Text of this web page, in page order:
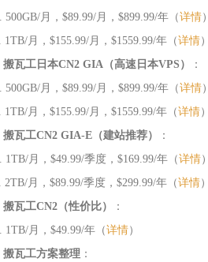
500GB/月，$89.99/月，$899.99/年（详情）
1TB/月，$155.99/月，$1559.99/年（详情）
搬瓦工日本CN2 GIA（高速日本VPS）
：
500GB/月，$89.99/月，$899.99/年（详情）
1TB/月，$155.99/月，$1559.99/年（详情）
搬瓦工CN2 GIA-E（建站推荐）
：
1TB/月，$49.99/季度，$169.99/年（详情）
2TB/月，$89.99/季度，$299.99/年（详情）
搬瓦工CN2（性价比）
：
1TB/月，$49.99/年（详情）
搬瓦工方案整理 ：